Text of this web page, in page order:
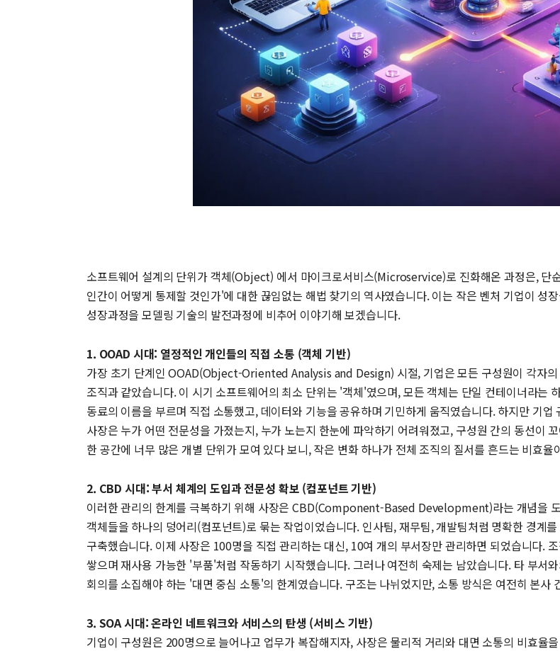
소프트웨어 설계의 단위가 객체(Object) 에서 마이크로서비스(Microservice)로 진화해온 과정은, 단
인간이 어떻게 통제할 것인가'에 대한 끊임없는 해법 찾기의 역사였습니다. 이는 작은 벤처 기업이 성
성장과정을 모델링 기술의 발전과정에 비추어 이야기해 보겠습니다.
1. OOAD 시대: 열정적인 개인들의 직접 소통 (객체 기반)
가장 초기 단계인 OOAD(Object-Oriented Analysis and Design) 시절, 기업은 모든 구성원이 각자
조직과 같았습니다. 이 시기 소프트웨어의 최소 단위는 '객체'였으며, 모든 객체는 단일 컨테이너라는
동료의 이름을 부르며 직접 소통했고, 데이터와 기능을 공유하며 기민하게 움직였습니다. 하지만 기
사장은 누가 어떤 전문성을 가졌는지, 누가 노는지 한눈에 파악하기 어려워졌고, 구성원 간의 동선이
한 공간에 너무 많은 개별 단위가 모여 있다 보니, 작은 변화 하나가 전체 조직의 질서를 흔드는 비효율
2. CBD 시대: 부서 체계의 도입과 전문성 확보 (컴포넌트 기반)
이러한 관리의 한계를 극복하기 위해 사장은 CBD(Component-Based Development)라는 개념을
객체들을 하나의 덩어리(컴포넌트)로 묶는 작업이었습니다. 인사팀, 재무팀, 개발팀처럼 명확한 경계
구축했습니다. 이제 사장은 100명을 직접 관리하는 대신, 10여 개의 부서장만 관리하면 되었습니다.
쌓으며 재사용 가능한 '부품'처럼 작동하기 시작했습니다. 그러나 여전히 숙제는 남았습니다. 타 부서
회의를 소집해야 하는 '대면 중심 소통'의 한계였습니다. 구조는 나뉘었지만, 소통 방식은 여전히 본사
3. SOA 시대: 온라인 네트워크와 서비스의 탄생 (서비스 기반)
기업이 구성원은 200명으로 늘어나고 업무가 복잡해지자, 사장은 물리적 거리와 대면 소통의 비효